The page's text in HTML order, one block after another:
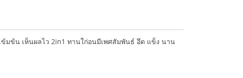
มข้น เห็นผลไว 2in1 ทานใก่อนมีเพศสัมพันธ์ อึด แข็ง นาน